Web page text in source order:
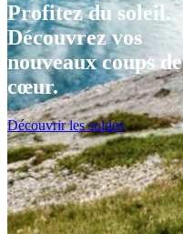
Profitez du soleil.
Découvrez vos
nouveaux coups de
cœur.
Découvrir les soldes